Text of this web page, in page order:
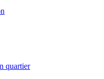
quartier